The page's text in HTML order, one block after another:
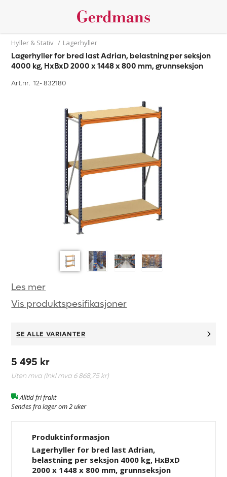
Hyller & Stativ / Lagerhyller
Lagerhyller for bred last Adrian, belastning per seksjon
4000 kg, HxBxD 2000 x 1448 x 800 mm, grunnseksjon
Art.nr. 12-832180
Les mer
Vis produktspesifikasjoner
SE ALLE VARIANTER
5 495 kr
Uten mva (Inkl mva 6 868,75 kr)
Alltid fri frakt
Sendes fra lager om 2 uker
Produktinformasjon
Lagerhyller for bred last Adrian,
belastning per seksjon 4000 kg, HxBxD
2000 x 1448 x 800 mm, grunnseksjon